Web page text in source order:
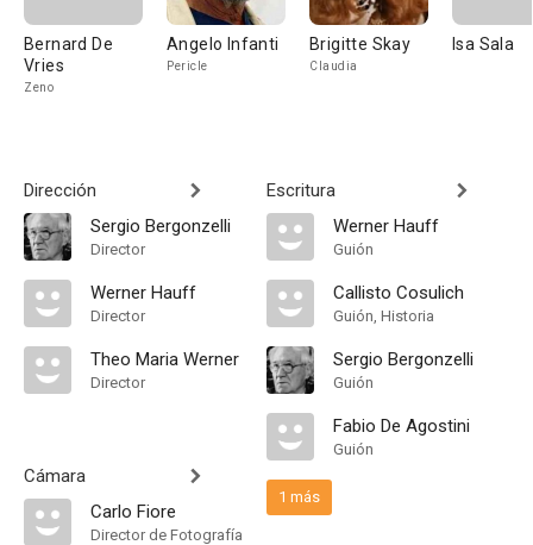
Bernard De
Vries
Zeno
Angelo Infanti
Pericle
Brigitte Skay
Claudia
Isa Sala
Dirección
Sergio Bergonzelli
Director
Werner Hauff
Director
Theo Maria Werner
Director
Cámara
Carlo Fiore
Director de Fotografía
Escritura
Werner Hauff
Guión
Callisto Cosulich
Guión, Historia
Sergio Bergonzelli
Guión
Fabio De Agostini
Guión
1 más